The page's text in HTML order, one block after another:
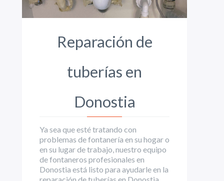
Reparación de
tuberías en
Donostia
Ya sea que esté tratando con
problemas de fontanería en su hogar o
en su lugar de trabajo, nuestro equipo
de fontaneros profesionales en
Donostia está listo para ayudarle en la